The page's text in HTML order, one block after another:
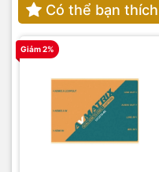
Có thể bạn thích
Giảm 2%